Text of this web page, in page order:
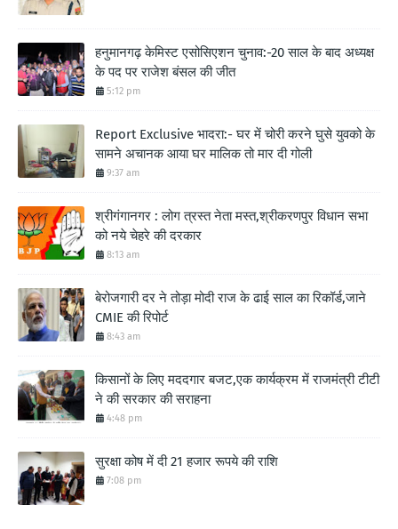
हनुमानगढ़ केमिस्ट एसोसिएशन चुनाव:-20 साल के बाद अध्यक्ष
के पद पर राजेश बंसल की जीत
5:12 pm
Report Exclusive भादरा:- घर में चोरी करने घुसे युवको के
सामने अचानक आया घर मालिक तो मार दी गोली
9:37 am
श्रीगंगानगर : लोग त्रस्त नेता मस्त,श्रीकरणपुर विधान सभा
को नये चेहरे की दरकार
8:13 am
बेरोजगारी दर ने तोड़ा मोदी राज के ढाई साल का रिकॉर्ड,जाने
CMIE की रिपोर्ट
8:43 am
किसानों के लिए मददगार बजट,एक कार्यक्रम में राजमंत्री टीटी
ने की सरकार की सराहना
4:48 pm
सुरक्षा कोष में दी 21 हजार रूपये की राशि
7:08 pm